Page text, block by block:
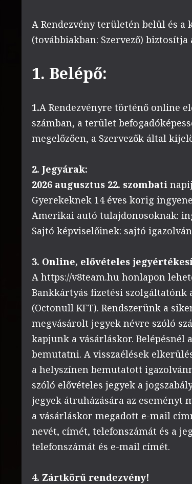
A Rendezvény területén belül és
(továbbiakban: Szervező) biztosítja
1. Belépő:
1.A Rendezvényre történő online
számban, a terület
megelőzően, a Szervezők által
2. Jegyárak:
2026 augusztus 22. szombati
Gyerekeknek 14 éves korig
Amerikai autó tulajdonosoknak:
Sajtó képviselőinek: sajtó
3. Online, elővételes
A https://v8team.hu honlapon
Bankkártyás fizetési szolgáltatónk
(Octonull KFT). Rendszerünk a
megvásárolt jegyek névre szóló
kapjunk a vásárláskor.
bemutatni. A visszaélések
a helyszínen bemutatott
szóló elővételes jegyek a
jegyek átruházására az eseményt
a vásárláskor megadott e-mail
nevét, címét, telefonszámát és a
telefonszámát és e-mail címét.
4. Zártkörű rendezvény!